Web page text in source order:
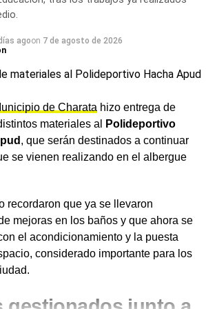
de llevar adelante una huelga
por analistas como una
moderada de la cúpula
mantener el diálogo con el Gobierno
argumenta que la reforma laboral
podríareducir derechos y
de protesta, incluyendo
de huelga en servicios
preocupación en ramas sindicales
conflicto y
en el
series y finales de una nueva
zonal, en un circuito que
mejoras. Charata volvió así a
en CharataChaco.Net.
agoon 7 de agosto de 2026
de Charata hizo entrega de
materiales al
Polideportivo
, que serán destinados a continuar
se vienen realizando en el albergue
recordaron que ya se llevaron
mejoras en los baños y que ahora se
el acondicionamiento y la puesta
considerado importante para los